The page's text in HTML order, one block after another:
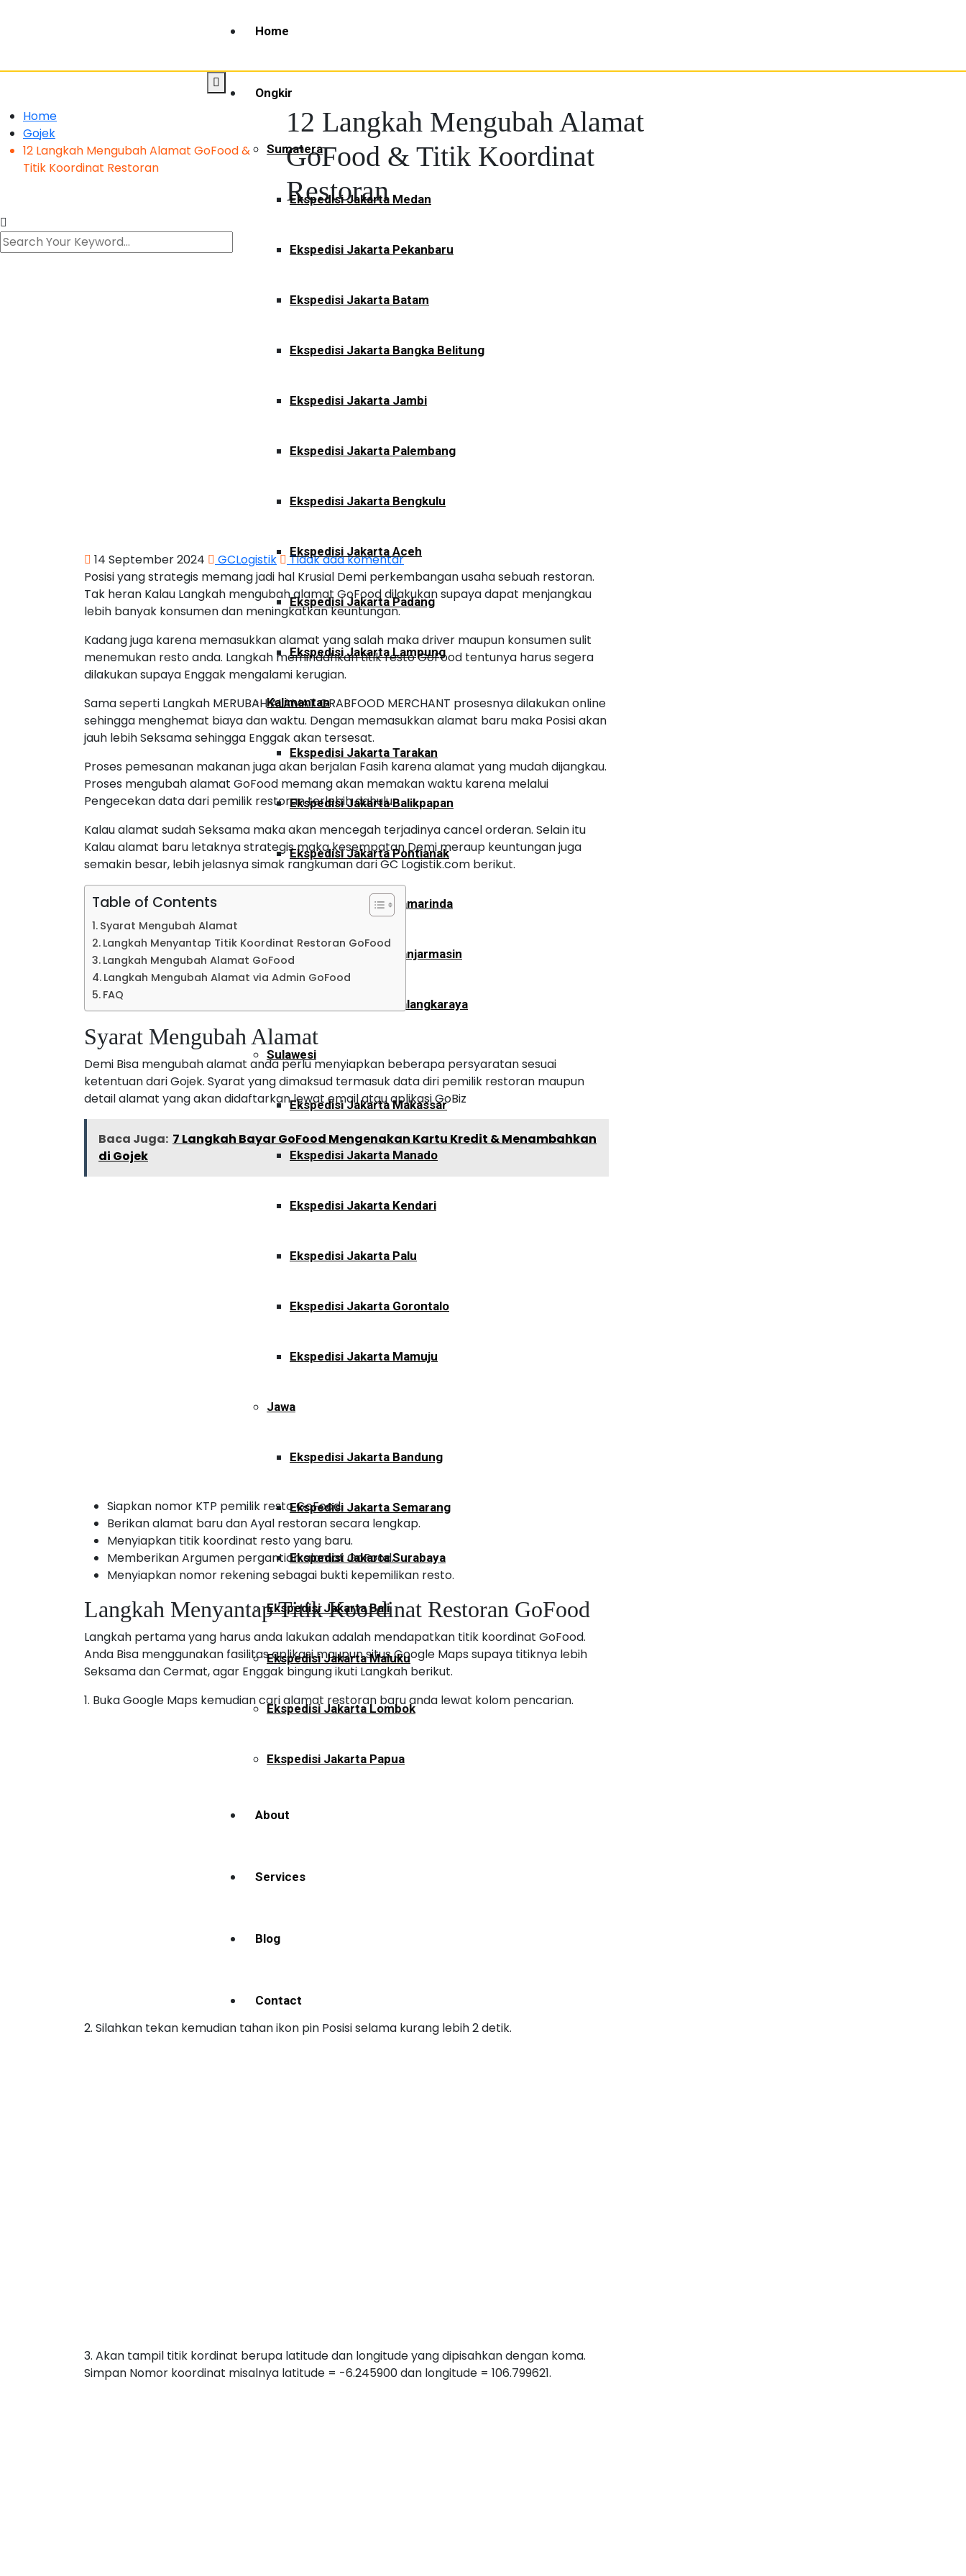
Home
Ongkir
Sumatera
Ekspedisi Jakarta Medan
Ekspedisi Jakarta Pekanbaru
Ekspedisi Jakarta Batam
Ekspedisi Jakarta Bangka Belitung
Ekspedisi Jakarta Jambi
Ekspedisi Jakarta Palembang
Ekspedisi Jakarta Bengkulu
Ekspedisi Jakarta Aceh
Ekspedisi Jakarta Padang
Ekspedisi Jakarta Lampung
Kalimantan
Ekspedisi Jakarta Tarakan
Ekspedisi Jakarta Balikpapan
Ekspedisi Jakarta Pontianak
Ekspedisi Jakarta Samarinda
Ekspedisi Jakarta Banjarmasin
Ekspedisi Jakarta Palangkaraya
Sulawesi
Ekspedisi Jakarta Makassar
Ekspedisi Jakarta Manado
Ekspedisi Jakarta Kendari
Ekspedisi Jakarta Palu
Ekspedisi Jakarta Gorontalo
Ekspedisi Jakarta Mamuju
Jawa
Ekspedisi Jakarta Bandung
Ekspedisi Jakarta Semarang
Ekspedisi Jakarta Surabaya
Ekspedisi Jakarta Bali
Ekspedisi Jakarta Maluku
Ekspedisi Jakarta Lombok
Ekspedisi Jakarta Papua
About
Services
Blog
Contact
Home
Gojek
12 Langkah Mengubah Alamat GoFood &
Titik Koordinat Restoran
12 Langkah Mengubah Alamat
GoFood & Titik Koordinat
Restoran
14 September 2024 GCLogistik
Tidak ada komentar
Posisi yang strategis memang jadi hal Krusial Demi perkembangan usaha sebuah restoran.
Tak heran Kalau Langkah mengubah alamat GoFood dilakukan supaya dapat menjangkau
lebih banyak konsumen dan meningkatkan keuntungan.
Kadang juga karena memasukkan alamat yang salah maka driver maupun konsumen sulit
menemukan resto anda. Langkah memindahkan titik resto GoFood tentunya harus segera
dilakukan supaya Enggak mengalami kerugian.
Sama seperti Langkah MERUBAH ALAMAT GRABFOOD MERCHANT prosesnya dilakukan online
sehingga menghemat biaya dan waktu. Dengan memasukkan alamat baru maka Posisi akan
jauh lebih Seksama sehingga Enggak akan tersesat.
Proses pemesanan makanan juga akan berjalan Fasih karena alamat yang mudah dijangkau.
Proses mengubah alamat GoFood memang akan memakan waktu karena melalui
Pengecekan data dari pemilik restoran terlebih dahulu.
Kalau alamat sudah Seksama maka akan mencegah terjadinya cancel orderan. Selain itu
Kalau alamat baru letaknya strategis maka kesempatan Demi meraup keuntungan juga
semakin besar, lebih jelasnya simak rangkuman dari GC Logistik.com berikut.
Table of Contents
Syarat Mengubah Alamat
Langkah Menyantap Titik Koordinat Restoran GoFood
Langkah Mengubah Alamat GoFood
Langkah Mengubah Alamat via Admin GoFood
FAQ
Syarat Mengubah Alamat
Demi Bisa mengubah alamat anda perlu menyiapkan beberapa persyaratan sesuai
ketentuan dari Gojek. Syarat yang dimaksud termasuk data diri pemilik restoran maupun
detail alamat yang akan didaftarkan lewat email atau aplikasi GoBiz
Baca Juga: 7 Langkah Bayar GoFood Mengenakan Kartu Kredit & Menambahkan
di Gojek
Siapkan nomor KTP pemilik resto GoFood.
Berikan alamat baru dan Ayal restoran secara lengkap.
Menyiapkan titik koordinat resto yang baru.
Memberikan Argumen pergantian alamat GoFood.
Menyiapkan nomor rekening sebagai bukti kepemilikan resto.
Langkah Menyantap Titik Koordinat Restoran GoFood
Langkah pertama yang harus anda lakukan adalah mendapatkan titik koordinat GoFood.
Anda Bisa menggunakan fasilitas aplikasi maupun situs Google Maps supaya titiknya lebih
Seksama dan Cermat, agar Enggak bingung ikuti Langkah berikut.
1. Buka Google Maps kemudian cari alamat restoran baru anda lewat kolom pencarian.
2. Silahkan tekan kemudian tahan ikon pin Posisi selama kurang lebih 2 detik.
3. Akan tampil titik kordinat berupa latitude dan longitude yang dipisahkan dengan koma.
Simpan Nomor koordinat misalnya latitude = -6.245900 dan longitude = 106.799621.